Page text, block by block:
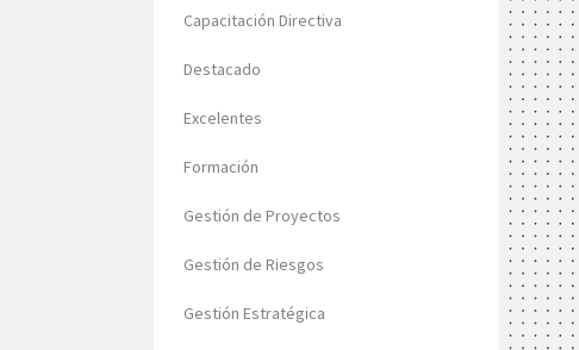
Capacitación Directiva
Destacado
Excelentes
Formación
Gestión de Proyectos
Gestión de Riesgos
Gestión Estratégica